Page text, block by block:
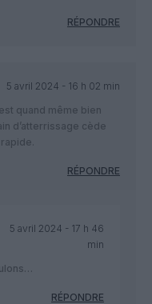
RÉPONDRE
5 avril 2024 - 16 h 02 min
quand même bien
d’atterrissage cède
RÉPONDRE
5 avril 2024 - 17 h 46
min
RÉPONDRE